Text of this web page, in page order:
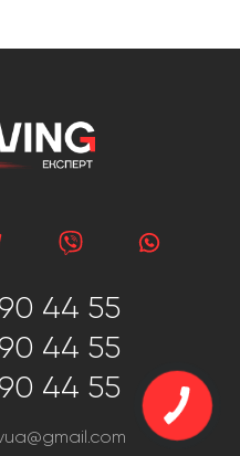
44 55
44 55
44 55